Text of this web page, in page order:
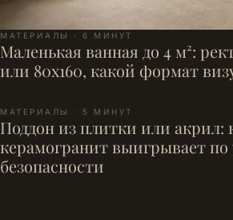
МАТЕРИАЛЫ · 6 МИНУТ
Маленькая ванная до 4 м²:
или 80x160, какой формат
МАТЕРИАЛЫ · 5 МИНУТ
Поддон из плитки или акрил:
керамогранит выигрывает по
безопасности